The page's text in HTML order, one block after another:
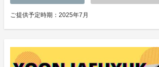
ご提供予定時期：2025年7月